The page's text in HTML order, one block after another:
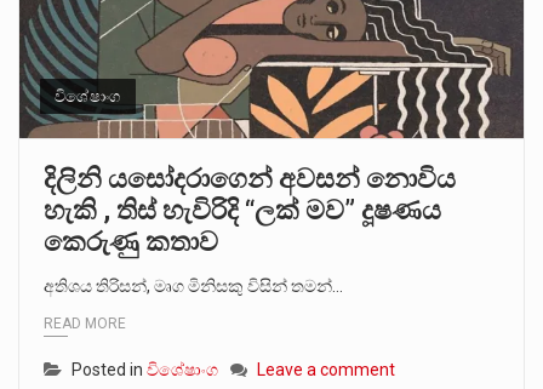
විශේෂාංග
දිලිනි යසෝදරාගෙන් අවසන් නොවිය
හැකි , තිස් හැවිරිදි “ලක් මව” දූෂණය
කෙරුණු කතාව
අතිශය තිරිසන්, මෘග මිනිසකු විසින් තමන්…
READ MORE
Posted in විශේෂාංග Leave a comment